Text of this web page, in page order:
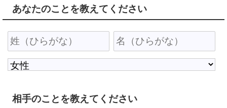
あなたのことを教えてください
相手のことを教えてください